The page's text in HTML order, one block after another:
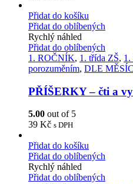
Přidat do košíku
Přidat do oblíbených
Rychlý náhled
Přidat do oblíbených
1. ROČNÍK, 1. třída ZŠ, 1.
porozuměním, DLE
PŘÍŠERKY – čti a
5.00 out of 5
39 Kč s DPH
Přidat do košíku
Přidat do oblíbených
Rychlý náhled
Přidat do oblíbených